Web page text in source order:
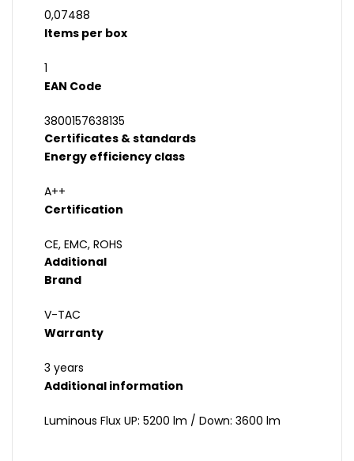
0,07488
Items per box
1
EAN Code
3800157638135
Certificates & standards
Energy efficiency class
A++
Certification
CE, EMC, ROHS
Additional
Brand
V-TAC
Warranty
3 years
Additional information
Luminous Flux UP: 5200 lm / Down: 3600 lm